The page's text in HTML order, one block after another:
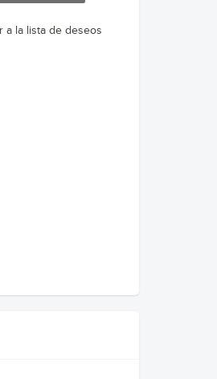
a la lista de deseos